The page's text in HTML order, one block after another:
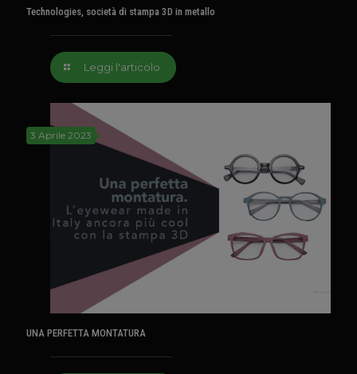
Technologies, società di stampa 3D in metallo
Leggi l'articolo
3 Aprile 2023
UNA PERFETTA MONTATURA